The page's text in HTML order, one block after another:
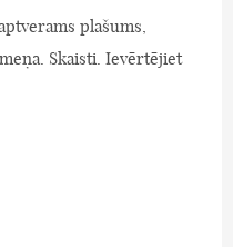
plašums,
Skaisti. Ievērtējiet